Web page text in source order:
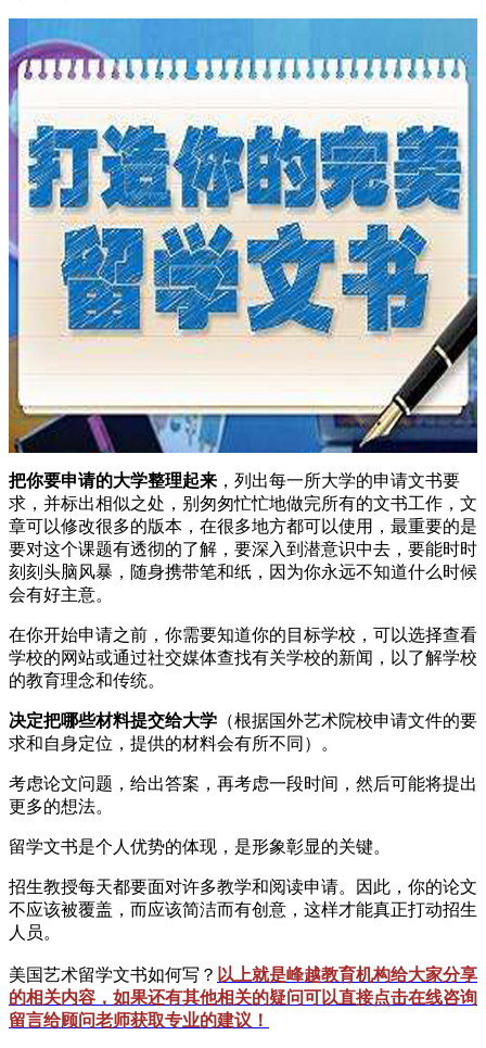
把你要申请的大学整理起来 ，列出每一所大学的申请文书要
求，并标出相似之处，别匆匆忙忙地做完所有的文书工作，文
章可以修改很多的版本，在很多地方都可以使用，最重要的是
要对这个课题有透彻的了解，要深入到潜意识中去，要能时时
刻刻头脑风暴，随身携带笔和纸，因为你永远不知道什么时候
会有好主意。
在你开始申请之前，你需要知道你的目标学校，可以选择查看
学校的网站或通过社交媒体查找有关学校的新闻，以了解学校
的教育理念和传统。
决定把哪些材料提交给大学 （根据国外艺术院校申请文件的要
求和自身定位，提供的材料会有所不同）。
考虑论文问题，给出答案，再考虑一段时间，然后可能将提出
更多的想法。
留学文书是个人优势的体现，是形象彰显的关键。
招生教授每天都要面对许多教学和阅读申请。因此，你的论文
不应该被覆盖，而应该简洁而有创意，这样才能真正打动招生
人员。
美国艺术留学文书如何写？ 以上就是峰越教育机构给大家分享
的相关内容，如果还有其他相关的疑问可以直接点击在线咨询
留言给顾问老师获取专业的建议！